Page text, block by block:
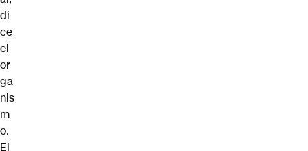
di
ce
el
or
ga
nis
m
o.
El